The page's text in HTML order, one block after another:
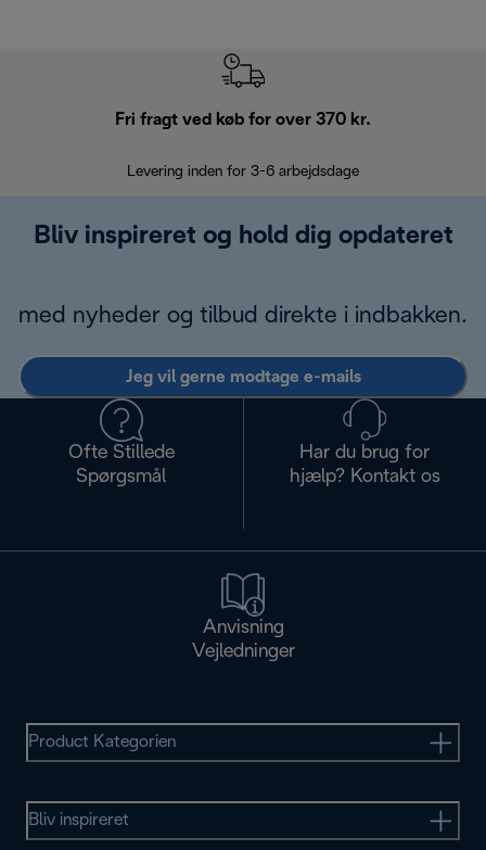
Fri fragt ved køb for over 370 kr.
Levering inden for 3-6 arbejdsdage
Bliv inspireret og hold dig opdateret
med nyheder og tilbud direkte i indbakken.
Jeg vil gerne modtage e-mails
Ofte Stillede
Spørgsmål
Har du brug for
hjælp? Kontakt os
Anvisning
Vejledninger
Product Kategorien
Bliv inspireret